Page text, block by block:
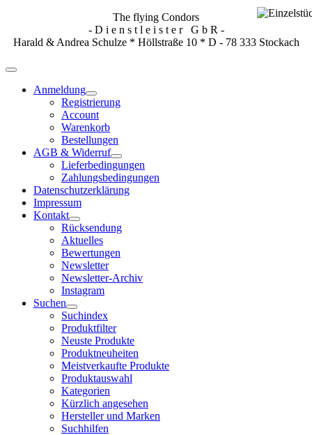
The flying Condors
- D i e n s t l e i s t e r G b R -
Harald & Andrea Schulze * Höllstraße 10 * D - 78 333 Stockach
Anmeldung
Registrierung
Account
Warenkorb
Bestellungen
AGB & Widerruf
Lieferbedingungen
Zahlungsbedingungen
Datenschutzerklärung
Impressum
Kontakt
Rücksendung
Aktuelles
Bewertungen
Newsletter
Newsletter-Archiv
Instagram
Suchen
Suchindex
Produktfilter
Neuste Produkte
Produktneuheiten
Meistverkaufte Produkte
Produktauswahl
Kategorien
Kürzlich angesehen
Hersteller und Marken
Suchhilfen